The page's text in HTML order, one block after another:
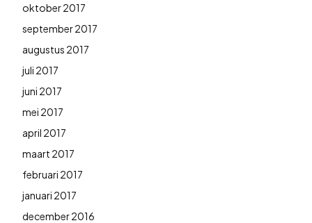
oktober 2017
september 2017
augustus 2017
juli 2017
juni 2017
mei 2017
april 2017
maart 2017
februari 2017
januari 2017
december 2016